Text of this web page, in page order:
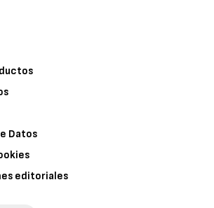
Datos
editoriales